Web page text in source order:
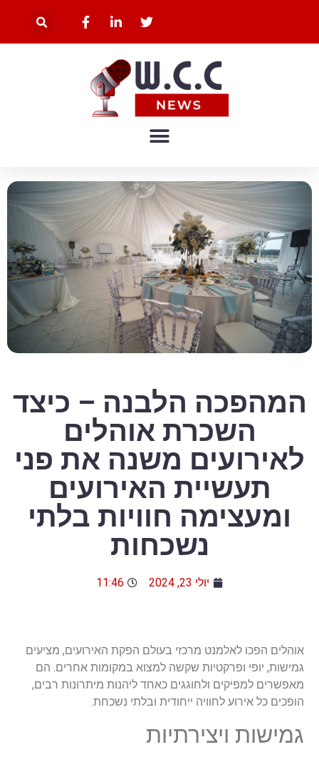
המהפכה הלבנה – כיצד
השכרת אוהלים
לאירועים משנה את פני
תעשיית האירועים
ומעצימה חוויות בלתי
נשכחות
יולי 23, 2024 11:46
אוהלים הפכו לאלמנט מרכזי בעולם הפקת האירועים, מציעים
גמישות, יופי ופרקטיות שקשה למצוא במקומות אחרים. הם
מאפשרים למפיקים ולחוגגים כאחד ליהנות מיתרונות רבים,
הופכים כל אירוע לחוויה ייחודית ובלתי נשכחת.
גמישות ויצירתיות